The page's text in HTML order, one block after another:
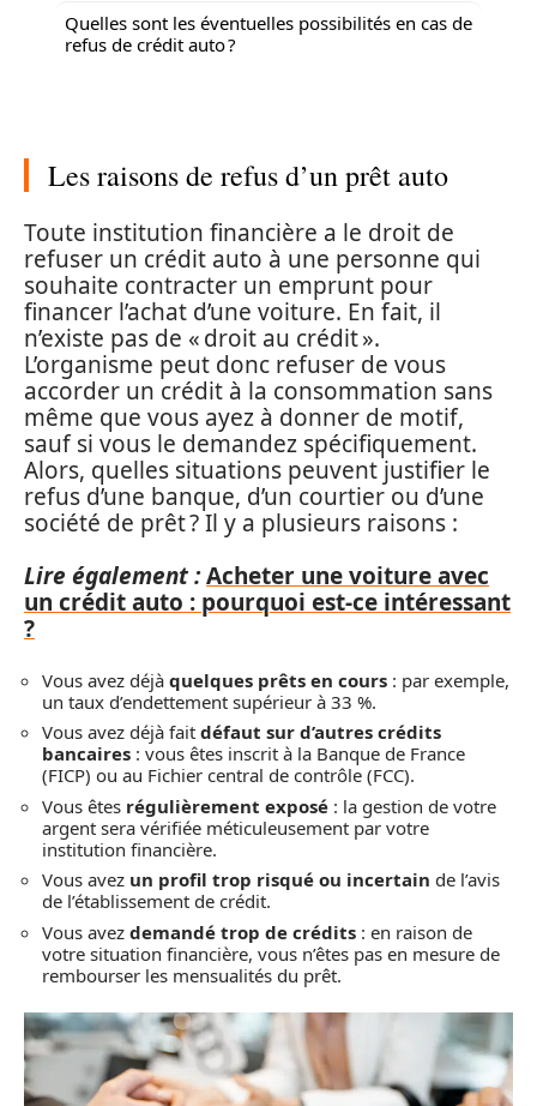
Quelles sont les éventuelles possibilités en cas de
refus de crédit auto ?
Les raisons de refus d’un prêt auto
Toute institution financière a le droit de
refuser un crédit auto à une personne qui
souhaite contracter un emprunt pour
financer l’achat d’une voiture. En fait, il
n’existe pas de « droit au crédit ».
L’organisme peut donc refuser de vous
accorder un crédit à la consommation sans
même que vous ayez à donner de motif,
sauf si vous le demandez spécifiquement.
Alors, quelles situations peuvent justifier le
refus d’une banque, d’un courtier ou d’une
société de prêt ? Il y a plusieurs raisons :
Lire également :Acheter une voiture avec
un crédit auto : pourquoi est-ce intéressant
?
Vous avez déjà quelques prêts en cours : par exemple,
un taux d’endettement supérieur à 33 %.
Vous avez déjà fait défaut sur d’autres crédits
bancaires : vous êtes inscrit à la Banque de France
(FICP) ou au Fichier central de contrôle (FCC).
Vous êtes régulièrement exposé : la gestion de votre
argent sera vérifiée méticuleusement par votre
institution financière.
Vous avez un profil trop risqué ou incertain de l’avis
de l’établissement de crédit.
Vous avez demandé trop de crédits : en raison de
votre situation financière, vous n’êtes pas en mesure de
rembourser les mensualités du prêt.